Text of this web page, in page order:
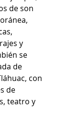
de son
y
se
de
con
de
teatro y